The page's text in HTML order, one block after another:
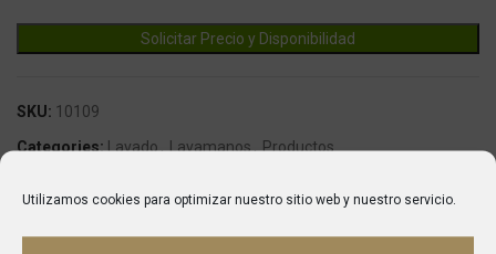
Utilizamos cookies para optimizar nuestro sitio web y nuestro servicio.
SKU: 10109
Categories:Lavado, Lavamanos, Productos